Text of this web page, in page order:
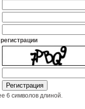
6 символов длиной.